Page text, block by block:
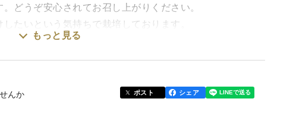
どうぞ安心されてお召し上がりください。
たいという気持ちで栽培しております。
ください。
もっと見る
んか ポスト シェア